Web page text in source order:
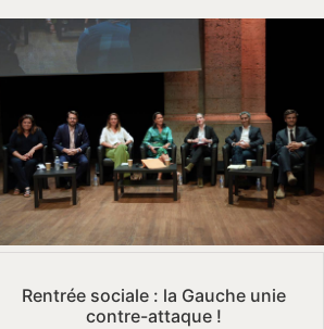
Rentrée sociale : la Gauche unie
contre-attaque !